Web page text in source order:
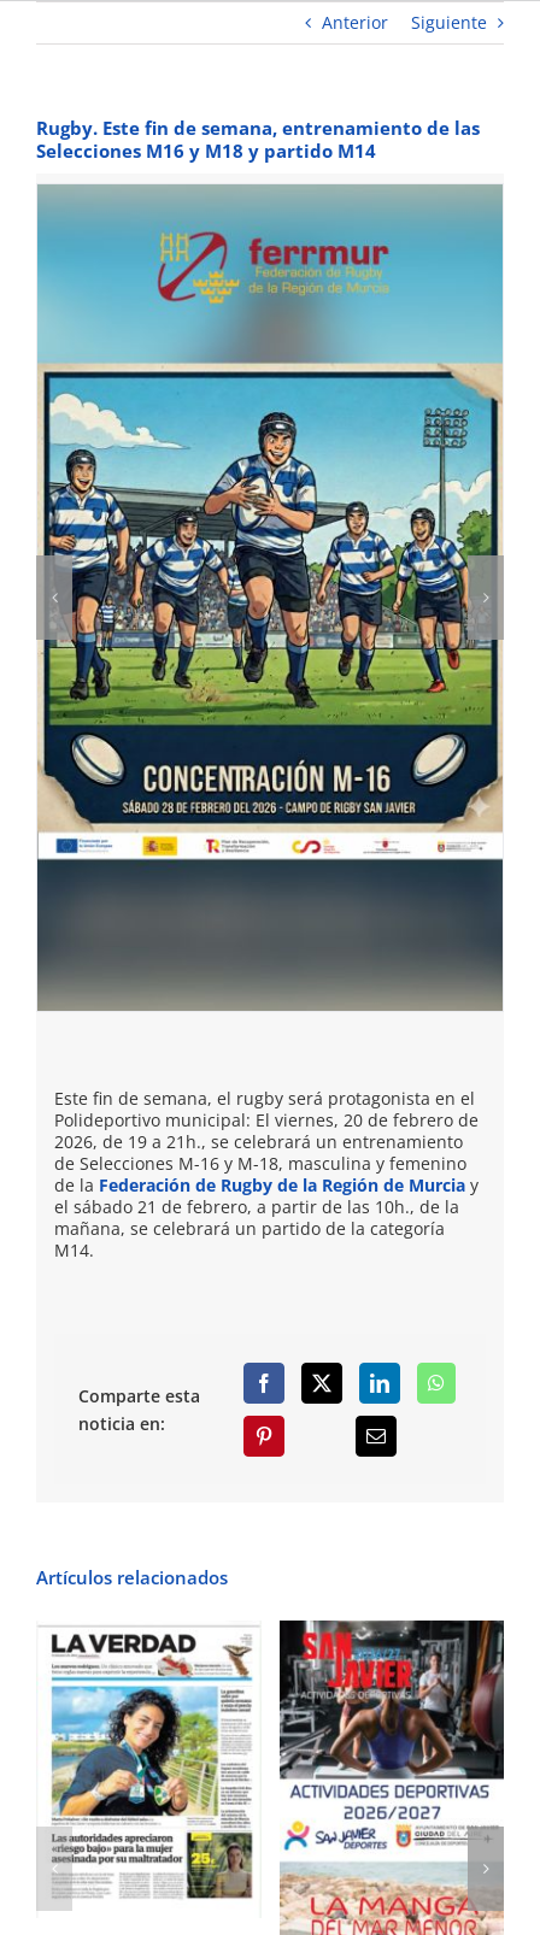
Anterior Siguiente
Rugby. Este fin de semana, entrenamiento de las
Selecciones M16 y M18 y partido M14
Este fin de semana, el rugby será protagonista en el
Polideportivo municipal: El viernes, 20 de febrero de
2026, de 19 a 21h., se celebrará un entrenamiento
de Selecciones M-16 y M-18, masculina y femenino
de la Federación de Rugby de la Región de Murcia y
el sábado 21 de febrero, a partir de las 10h., de la
mañana, se celebrará un partido de la categoría
M14.
Comparte esta
noticia en:
Artículos relacionados